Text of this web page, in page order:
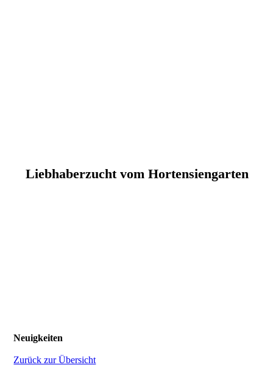
Liebhaberzucht vom Hortensiengarten
Neuigkeiten
Zurück zur Übersicht